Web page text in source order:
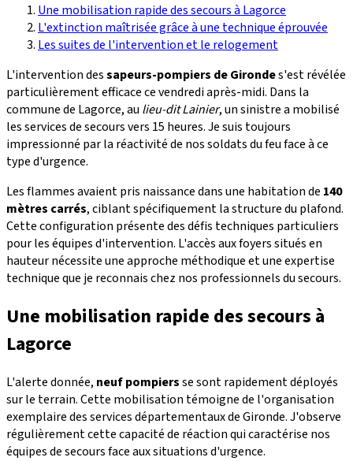
Une mobilisation rapide des secours à Lagorce
L'extinction maîtrisée grâce à une technique éprouvée
Les suites de l'intervention et le relogement
L'intervention dessapeurs-pompiers de Girondes'est révélée
particulièrement efficace ce vendredi après-midi. Dans la
commune de Lagorce, au lieu-dit Lainier, un sinistre a mobilisé
les services de secours vers 15 heures. Je suis toujours
impressionné par la réactivité de nos soldats du feu face à ce
type d'urgence.
Les flammes avaient pris naissance dans une habitation de 140
mètres carrés, ciblant spécifiquement la structure du plafond.
Cette configuration présente des défis techniques particuliers
pour les équipes d'intervention. L'accès aux foyers situés en
hauteur nécessite une approche méthodique et une expertise
technique que je reconnais chez nos professionnels du secours.
Une mobilisation rapide des secours à
Lagorce
L'alerte donnée, neuf pompiersse sont rapidement déployés
sur le terrain. Cette mobilisation témoigne de l'organisation
exemplaire des services départementaux de Gironde. J'observe
régulièrement cette capacité de réaction qui caractérise nos
équipes de secours face aux situations d'urgence.